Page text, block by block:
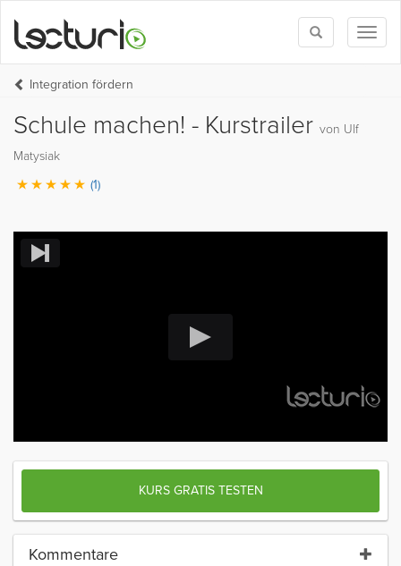
Toggle
search
Integration fördern
Schule machen! - Kurstrailer von Ulf
Matysiak
(1)
KURS GRATIS TESTEN
Kommentare